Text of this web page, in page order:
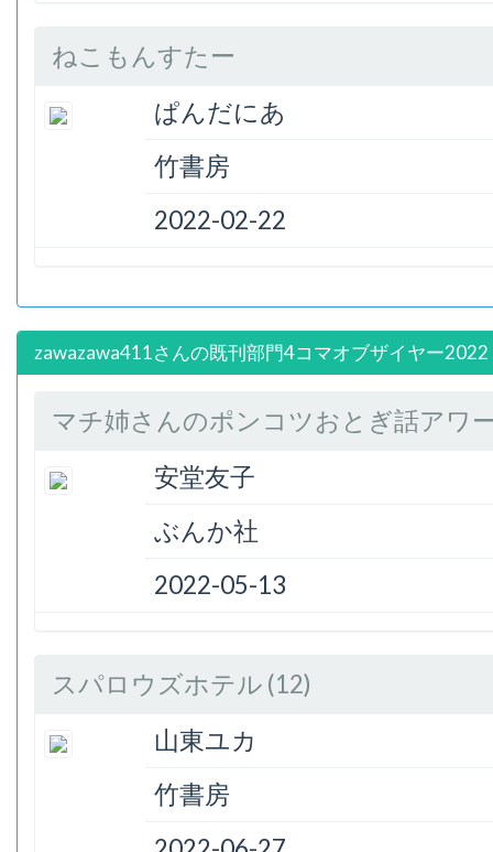
ねこもんすたー
ぱんだにあ
竹書房
2022-02-22
zawazawa411さんの既刊部門4コマオブザイヤー2022
マチ姉さんのポンコツおとぎ話アワ
安堂友子
ぶんか社
2022-05-13
スパロウズホテル (12)
山東ユカ
竹書房